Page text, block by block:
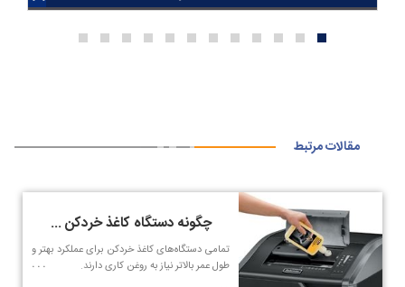
مقالات مرتبط
چگونه دستگاه کاغذ خردکن را روغن کاری کنیم؟
تمامی دستگاه‌های کاغذ خردکن برای عملکرد بهتر و
طول عمر بالاتر نیاز به روغن کاری دارند.